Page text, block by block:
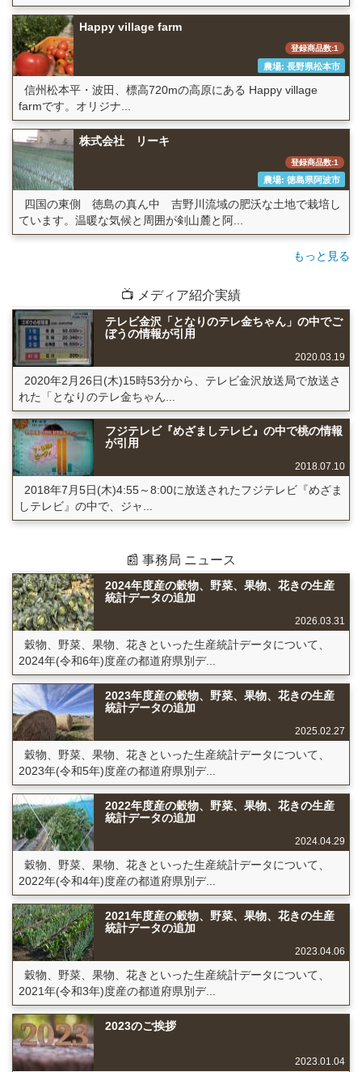
Happy village farm
登録商品数:1
農場: 長野県松本市
信州松本平・波田、標高720mの高原にある Happy village
farmです。オリジナ...
株式会社 リーキ
登録商品数:1
農場: 徳島県阿波市
四国の東側 徳島の真ん中 吉野川流域の肥沃な土地で栽培し
ています。温暖な気候と周囲が剣山麓と阿...
もっと見る
📺 メディア紹介実績
テレビ金沢「となりのテレ金ちゃん」の中でご
ぼうの情報が引用
2020.03.19
2020年2月26日(木)15時53分から、テレビ金沢放送局で放送さ
れた「となりのテレ金ちゃん...
フジテレビ『めざましテレビ』の中で桃の情報
が引用
2018.07.10
2018年7月5日(木)4:55～8:00に放送されたフジテレビ『めざま
しテレビ』の中で、ジャ...
📰 事務局 ニュース
2024年度産の穀物、野菜、果物、花きの生産
統計データの追加
2026.03.31
穀物、野菜、果物、花きといった生産統計データについて、
2024年(令和6年)度産の都道府県別デ...
2023年度産の穀物、野菜、果物、花きの生産
統計データの追加
2025.02.27
穀物、野菜、果物、花きといった生産統計データについて、
2023年(令和5年)度産の都道府県別デ...
2022年度産の穀物、野菜、果物、花きの生産
統計データの追加
2024.04.29
穀物、野菜、果物、花きといった生産統計データについて、
2022年(令和4年)度産の都道府県別デ...
2021年度産の穀物、野菜、果物、花きの生産
統計データの追加
2023.04.06
穀物、野菜、果物、花きといった生産統計データについて、
2021年(令和3年)度産の都道府県別デ...
2023のご挨拶
2023.01.04